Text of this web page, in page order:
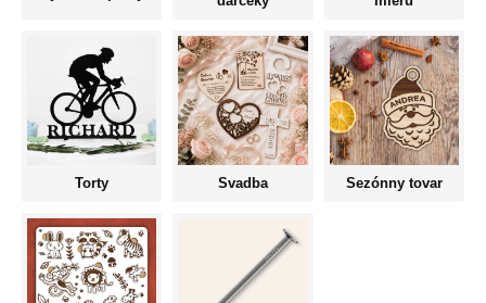
Torty Svadba Sezónny tovar